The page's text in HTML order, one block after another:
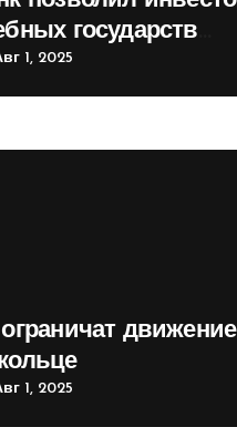
государств
валюту
1, 2025
1, 2025